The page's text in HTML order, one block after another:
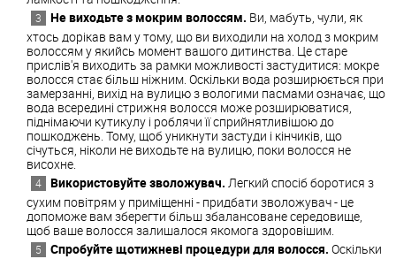
Не виходьте з мокрим волоссям. Ви, мабуть, чули, як
хтось дорікав вам у тому, що ви виходили на холод з мокрим
волоссям у якийсь момент вашого дитинства. Це старе
прислів'я виходить за рамки можливості застудитися: мокре
волосся стає більш ніжним. Оскільки вода розширюється при
замерзанні, вихід на вулицю з вологими пасмами означає, що
вода всередині стрижня волосся може розширюватися,
піднімаючи кутикулу і роблячи її сприйнятливішою до
пошкоджень. Тому, щоб уникнути застуди і кінчиків, що
січуться, ніколи не виходьте на вулицю, поки волосся не
висохне.
Використовуйте зволожувач. Легкий спосіб боротися з
сухим повітрям у приміщенні - придбати зволожувач - це
допоможе вам зберегти більш збалансоване середовище,
щоб ваше волосся залишалося якомога здоровішим.
Спробуйте щотижневі процедури для волосся. Оскільки